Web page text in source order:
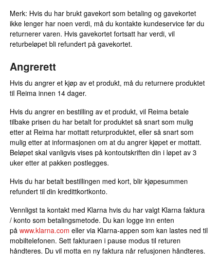
Merk: Hvis du har brukt gavekort som betaling og gavekortet
ikke lenger har noen verdi, må du kontakte kundeservice før du
returnerer varen. Hvis gavekortet fortsatt har verdi, vil
returbeløpet bli refundert på gavekortet.
Angrerett
Hvis du angrer et kjøp av et produkt, må du returnere produktet
til Reima innen 14 dager.
Hvis du angrer en bestilling av et produkt, vil Reima betale
tilbake prisen du har betalt for produktet så snart som mulig
etter at Reima har mottatt returproduktet, eller så snart som
mulig etter at informasjonen om at du angrer kjøpet er mottatt.
Beløpet skal vanligvis vises på kontoutskriften din i løpet av 3
uker etter at pakken postlegges.
Hvis du har betalt bestillingen med kort, blir kjøpesummen
refundert til din kredittkortkonto.
Vennligst ta kontakt med Klarna hvis du har valgt Klarna faktura
/ konto som betalingsmetode. Du kan logge inn enten
på www.klarna.com eller via Klarna-appen som kan lastes ned til
mobiltelefonen. Sett fakturaen i pause modus til returen
håndteres. Du vil motta en ny faktura når refusjonen håndteres.